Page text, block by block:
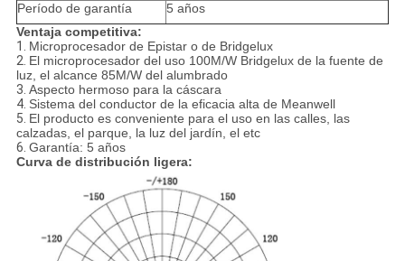
Período de garantía
5 años
Ventaja competitiva:
1. Microprocesador de Epistar o de Bridgelux
2. El microprocesador del uso 100M/W Bridgelux de la fuente de
luz, el alcance 85M/W del alumbrado
3. Aspecto hermoso para la cáscara
4. Sistema del conductor de la eficacia alta de Meanwell
5. El producto es conveniente para el uso en las calles, las
calzadas, el parque, la luz del jardín, el etc
6. Garantía: 5 años
Curva de distribución ligera: